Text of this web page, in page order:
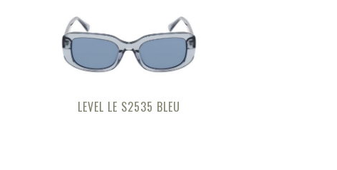
LEVEL LE S2535 BLEU